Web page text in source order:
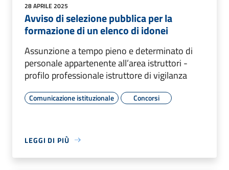
28 APRILE 2025
Avviso di selezione pubblica per la
formazione di un elenco di idonei
Assunzione a tempo pieno e determinato di
personale appartenente all’area istruttori -
profilo professionale istruttore di vigilanza
Comunicazione istituzionale Concorsi
LEGGI DI PIÙ